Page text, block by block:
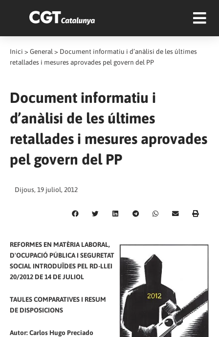
Inici > General > Document informatiu i d’anàlisi de les últimes
retallades i mesures aprovades pel govern del PP
Document informatiu i
d’anàlisi de les últimes
retallades i mesures aprovades
pel govern del PP
Dijous, 19 juliol, 2012
REFORMES EN MATÈRIA LABORAL,
D'OCUPACIÓ PÚBLICA I SEGURETAT
SOCIAL INTRODUÏDES PEL RD-LLEI
20/2012 DE 14 DE JULIOL
TAULES COMPARATIVES I RESUM
DE DISPOSICIONS
Autor: Carlos Hugo Preciado